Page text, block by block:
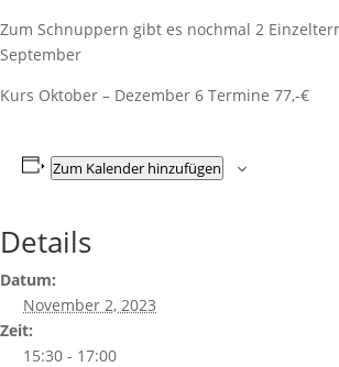
Zum Schnuppern gibt es nochmal 2
September
Kurs Oktober – Dezember 6 Termine 77,-€
Zum Kalender hinzufügen
Details
Datum:
November 2, 2023
Zeit:
15:30 - 17:00